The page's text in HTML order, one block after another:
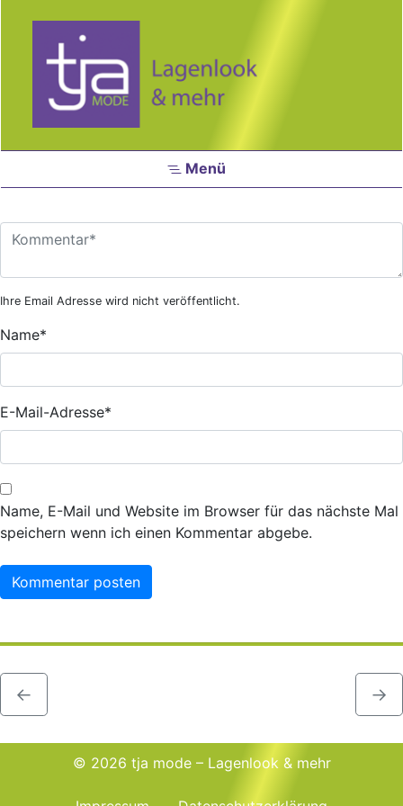
Menü
Ihre Email Adresse wird nicht veröffentlicht.
Name*
E-Mail-Adresse*
Name, E-Mail und Website im Browser für das nächste Mal
speichern wenn ich einen Kommentar abgebe.
← →
© 2026 tja mode – Lagenlook & mehr